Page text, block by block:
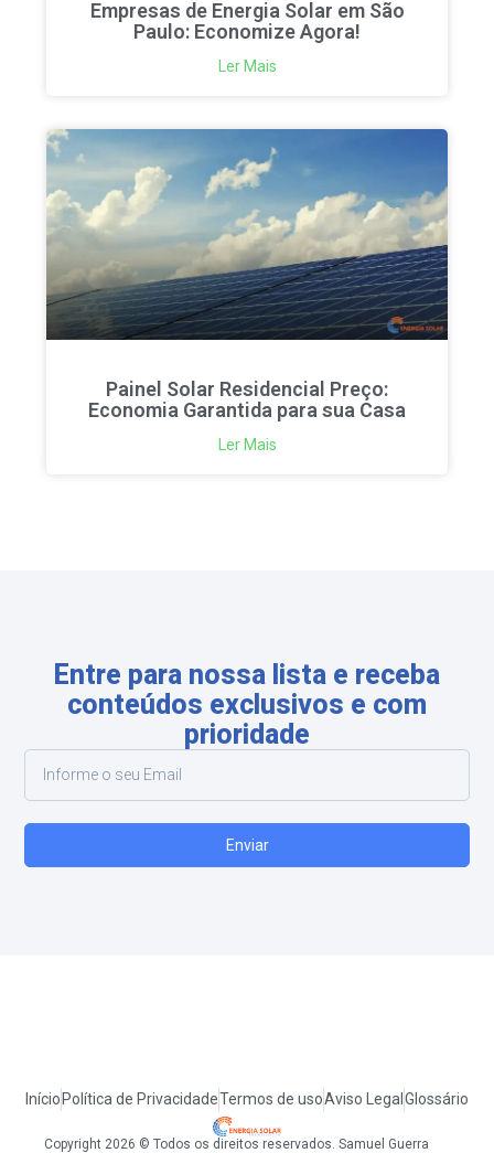
Empresas de Energia Solar em São
Paulo: Economize Agora!
Ler Mais
Painel Solar Residencial Preço:
Economia Garantida para sua Casa
Ler Mais
Entre para nossa lista e receba
conteúdos exclusivos e com
prioridade
Enviar
Início Política de PrivacidadeTermos de usoAviso Legal Glossário
Copyright 2026 © Todos os direitos reservados. Samuel Guerra